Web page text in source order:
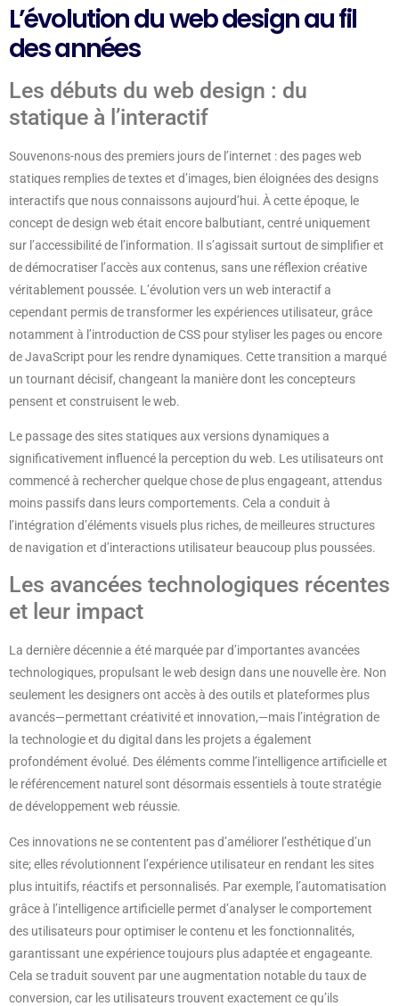
L’évolution du web design au fil
des années
Les débuts du web design : du
statique à l’interactif
Souvenons-nous des premiers jours de l’internet : des pages web
statiques remplies de textes et d’images, bien éloignées des designs
interactifs que nous connaissons aujourd’hui. À cette époque, le
concept de design web était encore balbutiant, centré uniquement
sur l’accessibilité de l’information. Il s’agissait surtout de simplifier et
de démocratiser l’accès aux contenus, sans une réflexion créative
véritablement poussée. L’évolution vers un web interactif a
cependant permis de transformer les expériences utilisateur, grâce
notamment à l’introduction de CSS pour styliser les pages ou encore
de JavaScript pour les rendre dynamiques. Cette transition a marqué
un tournant décisif, changeant la manière dont les concepteurs
pensent et construisent le web.
Le passage des sites statiques aux versions dynamiques a
significativement influencé la perception du web. Les utilisateurs ont
commencé à rechercher quelque chose de plus engageant, attendus
moins passifs dans leurs comportements. Cela a conduit à
l’intégration d’éléments visuels plus riches, de meilleures structures
de navigation et d’interactions utilisateur beaucoup plus poussées.
Les avancées technologiques récentes
et leur impact
La dernière décennie a été marquée par d’importantes avancées
technologiques, propulsant le web design dans une nouvelle ère. Non
seulement les designers ont accès à des outils et plateformes plus
avancés—permettant créativité et innovation,—mais l’intégration de
la technologie et du digital dans les projets a également
profondément évolué. Des éléments comme l’intelligence artificielle et
le référencement naturel sont désormais essentiels à toute stratégie
de développement web réussie.
Ces innovations ne se contentent pas d’améliorer l’esthétique d’un
site; elles révolutionnent l’expérience utilisateur en rendant les sites
plus intuitifs, réactifs et personnalisés. Par exemple, l’automatisation
grâce à l’intelligence artificielle permet d’analyser le comportement
des utilisateurs pour optimiser le contenu et les fonctionnalités,
garantissant une expérience toujours plus adaptée et engageante.
Cela se traduit souvent par une augmentation notable du taux de
conversion, car les utilisateurs trouvent exactement ce qu’ils